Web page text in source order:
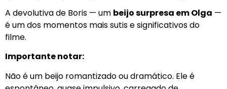
A devolutiva de Boris — um beijo surpresa em Olga —
é um dos momentos mais sutis e significativos do
filme.
Importante notar:
Não é um beijo romantizado ou dramático. Ele é